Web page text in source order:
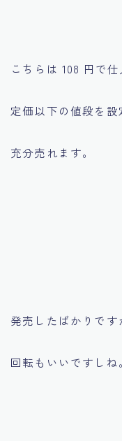
こちらは 108 円で
定価以下の値段を設
充分売れます。
発売したばかりです
回転もいいですしね。